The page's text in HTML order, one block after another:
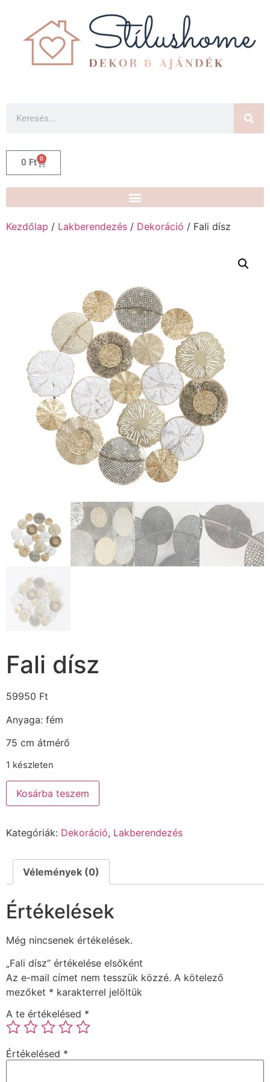
0 Ft 0
Kezdőlap / Lakberendezés / Dekoráció / Fali dísz
Fali dísz
59950 Ft
Anyaga: fém
75 cm átmérő
1 készleten
Kosárba teszem
Kategóriák: Dekoráció, Lakberendezés
Vélemények (0)
Értékelések
Még nincsenek értékelések.
„Fali dísz” értékelése elsőként
Az e-mail címet nem tesszük közzé. A kötelező
mezőket * karakterrel jelöltük
A te értékelésed *
Értékelésed *